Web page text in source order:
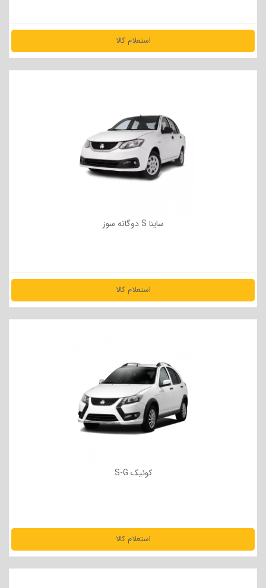
استعلام کالا
مشاهده جزئیات
ساینا S دوگانه سوز
استعلام کالا
مشاهده جزئیات
کوئیک S-G
استعلام کالا
مشاهده جزئیات